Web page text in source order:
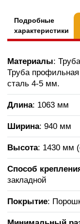
Подробные
характеристики
Материалы:
Труба
сталь 4-5 мм.
Длина: 1063 мм
Ширина: 940 мм
Высота: 1430 мм
Способ
закладной
Покрытие: